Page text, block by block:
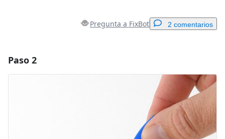
Pregunta a FixBot 2 comentarios
Publicar comentario
Paso 2